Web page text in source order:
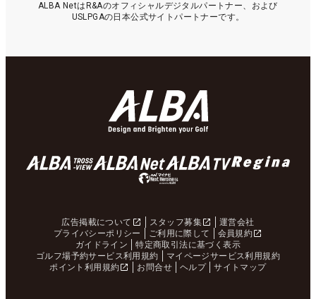
ALBA NetはR&Aのオフィシャルデジタルパートナー、および
USLPGAの日本公式サイトパートナーです。
広告掲載について スタッフ募集
運営会社
プライバシーポリシー
ご利用に際して
会員規約
ガイドライン
特定商取引法に基づく表示
ゴルフ場予約サービス利用規約
マイページサービス利用規約
ポイント利用規約
お問合せ ヘルプ サイトマップ